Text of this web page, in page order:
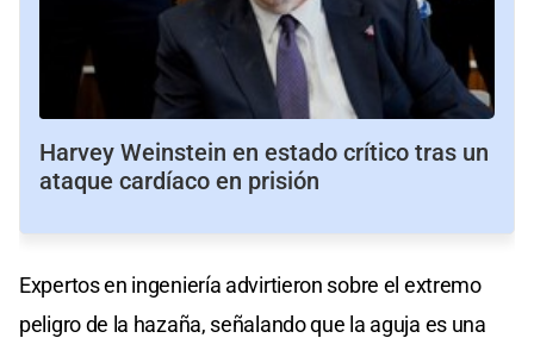
Harvey Weinstein en estado crítico tras un
ataque cardíaco en prisión
Expertos en ingeniería advirtieron sobre el extremo
peligro de la hazaña, señalando que la aguja es una